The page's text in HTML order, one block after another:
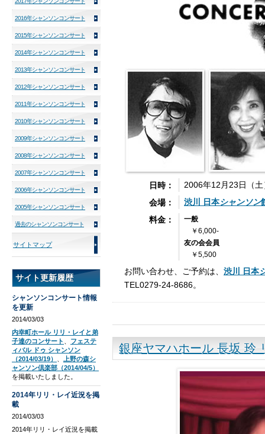
日時：
2006年12月23日（
会場：
渋川 日本シャンソン
料金：
一般
￥6,000-
友の会会員
￥5,500
お問い合わせ、ご予約は、 渋川 日本
TEL0279-24-8686。
銀座ヤマハホール 長坂 玲
2016年シャンソンコンサート
2015年シャンソンコンサート
2014年シャンソンコンサート
2013年シャンソンコンサート
2012年シャンソンコンサート
2011年シャンソンコンサート
2010年シャンソンコンサート
2009年シャンソンコンサート
2008年シャンソンコンサート
2007年シャンソンコンサート
2006年シャンソンコンサート
2005年シャンソンコンサート
過去のシャンソンコンサート
サイトマップ
サイト更新履歴
シャンソンコンサート情報
を更新
2014/03/03
内幸町ホール リリ・レイと弟
子達のコンサート
フェステ
ィバル ドゥ シャンソン
（2014/03/19）
上野の森シ
ャンソン倶楽部（2014/04/5）
を掲載いたしました。
2014年リリ・レイ近況を掲
載
2014/03/03
2014年リリ・レイ近況を掲載